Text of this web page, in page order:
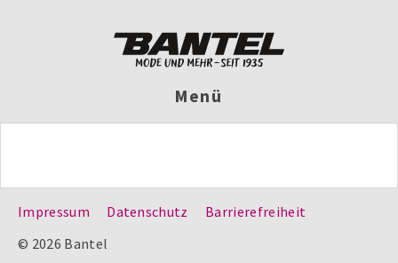
Menü
Impressum Datenschutz
Barrierefreiheit
© 2026 Bantel